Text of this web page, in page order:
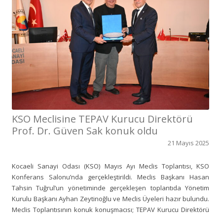
KSO Meclisine TEPAV Kurucu Direktörü
Prof. Dr. Güven Sak konuk oldu
21 Mayıs 2025
Kocaeli Sanayi Odası (KSO) Mayıs Ayı Meclis Toplantısı, KSO
Konferans Salonu’nda gerçekleştirildi. Meclis Başkanı Hasan
Tahsin Tuğrul’un yönetiminde gerçekleşen toplantıda Yönetim
Kurulu Başkanı Ayhan Zeytinoğlu ve Meclis Üyeleri hazır bulundu.
Meclis Toplantısının konuk konuşmacısı; TEPAV Kurucu Direktörü